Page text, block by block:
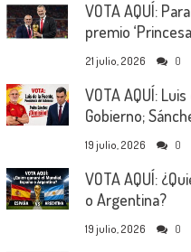
VOTA AQUÍ:
premio
21 julio, 2026 0
VOTA AQUÍ:
Gobierno;
19 julio, 2026 0
VOTA AQUÍ:
o Argentina?
19 julio, 2026 0